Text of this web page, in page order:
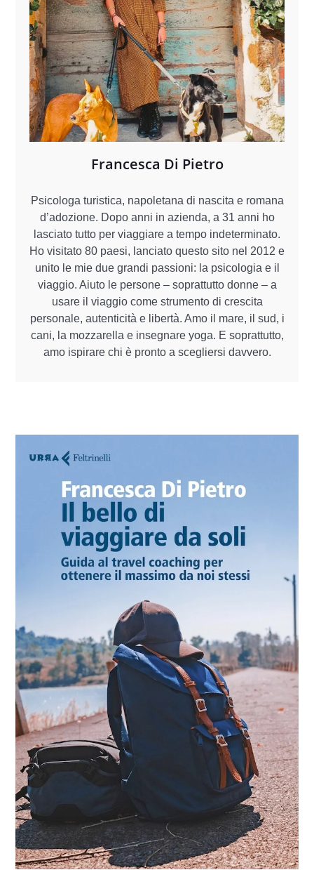
Francesca Di Pietro
Psicologa turistica, napoletana di nascita e romana
d’adozione. Dopo anni in azienda, a 31 anni ho
lasciato tutto per viaggiare a tempo indeterminato.
Ho visitato 80 paesi, lanciato questo sito nel 2012 e
unito le mie due grandi passioni: la psicologia e il
viaggio. Aiuto le persone – soprattutto donne – a
usare il viaggio come strumento di crescita
personale, autenticità e libertà. Amo il mare, il sud, i
cani, la mozzarella e insegnare yoga. E soprattutto,
amo ispirare chi è pronto a scegliersi davvero.